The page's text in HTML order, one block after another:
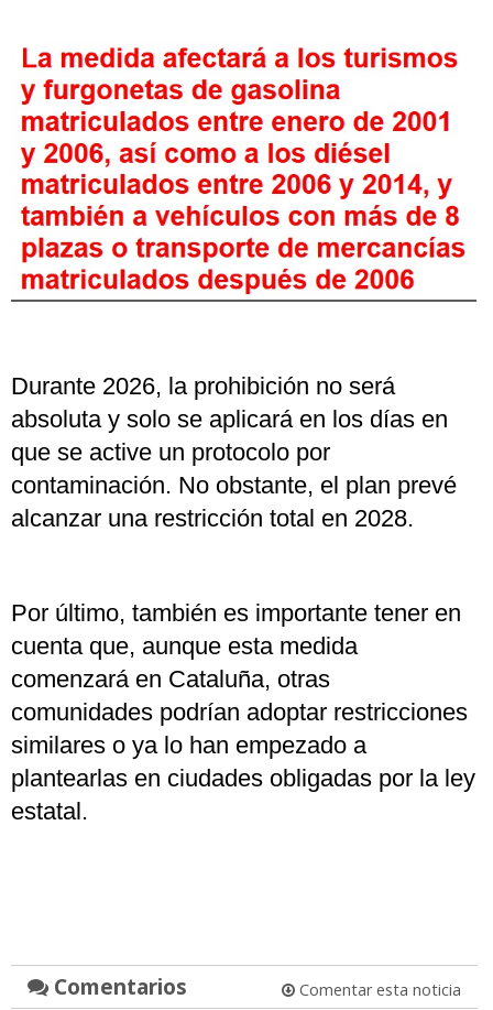
Durante 2026, la prohibición no será
absoluta y solo se aplicará en los días en
que se active un protocolo por
contaminación. No obstante, el plan prevé
alcanzar una restricción total en 2028.
Por último, también es importante tener en
cuenta que, aunque esta medida
comenzará en Cataluña, otras
comunidades podrían adoptar restricciones
similares o ya lo han empezado a
plantearlas en ciudades obligadas por la ley
estatal.
Comentarios Comentar esta noticia